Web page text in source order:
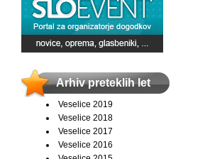
Arhiv preteklih let
Veselice 2019
Veselice 2018
Veselice 2017
Veselice 2016